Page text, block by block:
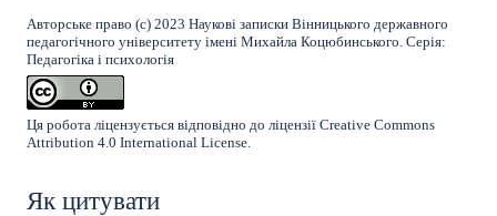
Авторське право (c) 2023 Наукові записки Вінницького державного
педагогічного університету імені Михайла Коцюбинського. Серія:
Педагогіка і психологія
Ця робота ліцензується відповідно до ліцензії Creative Commons
Attribution 4.0 International License
Як цитувати